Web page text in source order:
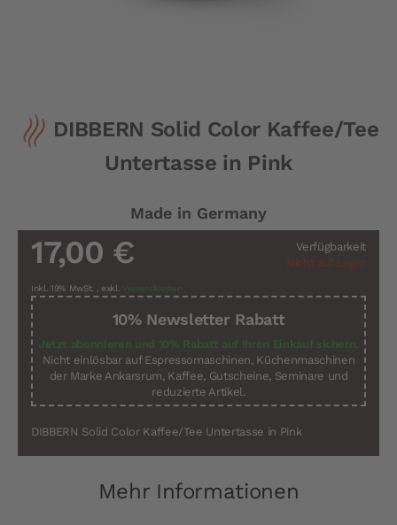
Zum
Anfang
der
DIBBERN Solid Color Kaffee/Tee
Untertasse in Pink
Made in Germany
Verfügbarkeit
Nicht auf Lager
17,00 €
Inkl. 19% MwSt. , exkl. Versandkosten
10% Newsletter Rabatt
Jetzt abonnieren und 10% Rabatt auf Ihren Einkauf sichern.
Nicht einlösbar auf Espressomaschinen, Küchenmaschinen
der Marke Ankarsrum, Kaffee, Gutscheine, Seminare und
reduzierte Artikel.
DIBBERN Solid Color Kaffee/Tee Untertasse in Pink
Mehr Informationen